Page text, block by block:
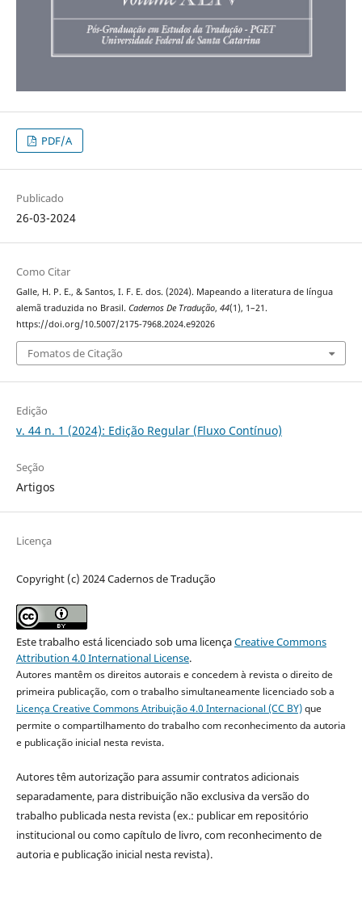
PDF/A
Publicado
26-03-2024
Como Citar
Galle, H. P. E., & Santos, I. F. E. dos. (2024). Mapeando a literatura de língua
alemã traduzida no Brasil. Cadernos De Tradução, 44(1), 1–21.
https://doi.org/10.5007/2175-7968.2024.e92026
Fomatos de Citação
Edição
v. 44 n. 1 (2024): Edição Regular (Fluxo Contínuo)
Seção
Artigos
Licença
Copyright (c) 2024 Cadernos de Tradução
Este trabalho está licenciado sob uma licençaCreative Commons
Attribution 4.0 International License.
Autores mantêm os direitos autorais e concedem à revista o direito de
primeira publicação, com o trabalho simultaneamente licenciado sob a
Licença Creative Commons Atribuição 4.0 Internacional (CC BY)que
permite o compartilhamento do trabalho com reconhecimento da autoria
e publicação inicial nesta revista.
Autores têm autorização para assumir contratos adicionais
separadamente, para distribuição não exclusiva da versão do
trabalho publicada nesta revista (ex.: publicar em repositório
institucional ou como capítulo de livro, com reconhecimento de
autoria e publicação inicial nesta revista).